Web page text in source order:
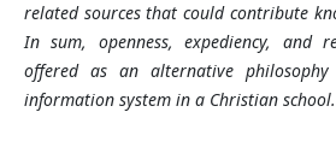
related sources that could contribute
In sum, openness, expediency, and
offered as an alternative
information system in a Christian school.